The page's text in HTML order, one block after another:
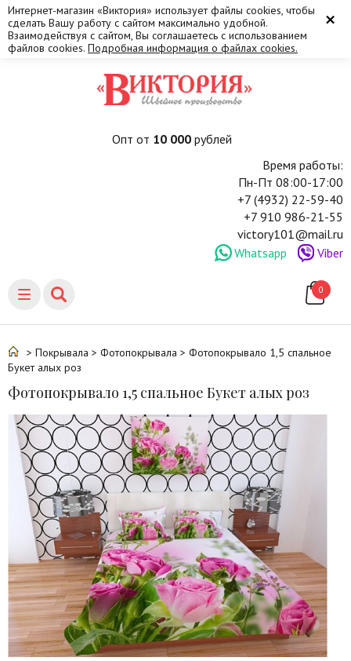
×
Интернет-магазин «Виктория» использует файлы cookies, чтобы
сделать Вашу работу с сайтом максимально удобной.
Взаимодействуя с сайтом, Вы соглашаетесь с использованием
файлов cookies. Подробная информация о файлах cookies.
Опт от 10 000рублей
Время работы:
Пн-Пт 08:00-17:00
+7 (4932) 22-59-40
+7 910 986-21-55
victory101@mail.ru
Whatsapp
Viber
0
> Покрывала > Фотопокрывала > Фотопокрывало 1,5 спальное
Букет алых роз
Фотопокрывало 1,5 спальное Букет алых роз